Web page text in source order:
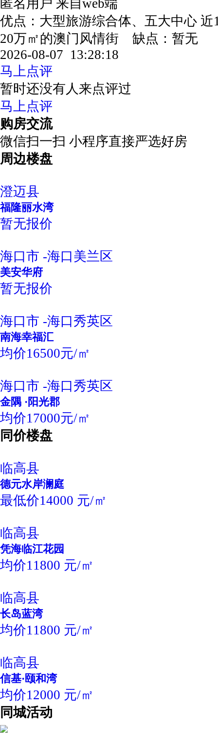
匿名用户 来自web端
优点：大型旅游综合体、五大中心
20万㎡的澳门风情街 缺点：暂无
2026-08-07 13:28:18
马上点评
暂时还没有人来点评过
马上点评
购房交流
微信扫一扫 小程序直接严选好房
周边楼盘
澄迈县
福隆丽水湾
暂无报价
海口市 -海口美兰区
美安华府
暂无报价
海口市 -海口秀英区
南海幸福汇
均价16500元/㎡
海口市 -海口秀英区
金隅 ·阳光郡
均价17000元/㎡
同价楼盘
临高县
德元水岸澜庭
最低价14000 元/㎡
临高县
凭海临江花园
均价11800 元/㎡
临高县
长岛蓝湾
均价11800 元/㎡
临高县
信基·颐和湾
均价12000 元/㎡
同城活动